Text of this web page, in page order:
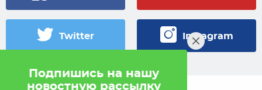
Twitter Instagram
Подпишись на нашу
новостную рассылку